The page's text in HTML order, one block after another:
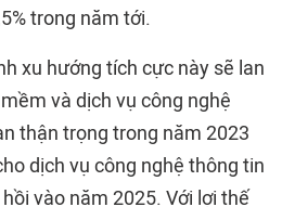
trong năm tới.
xu hướng tích cực này sẽ lan
và dịch vụ công nghệ
thận trọng trong năm 2023
dịch vụ công nghệ thông tin
vào năm 2025. Với lợi thế